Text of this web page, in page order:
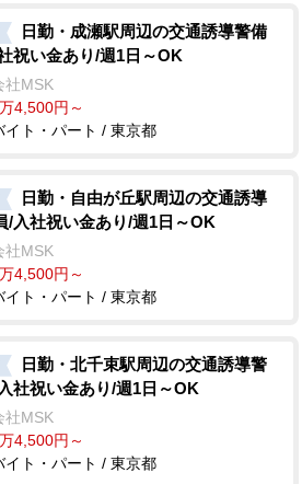
日勤・成瀬駅周辺の交通誘導警備
祝い金あり/週1日～OK
社MSK
4,500円～
イト・パート / 東京都
日勤・自由が丘駅周辺の交通誘導
/入社祝い金あり/週1日～OK
社MSK
4,500円～
イト・パート / 東京都
日勤・北千束駅周辺の交通誘導警
社祝い金あり/週1日～OK
社MSK
4,500円～
イト・パート / 東京都